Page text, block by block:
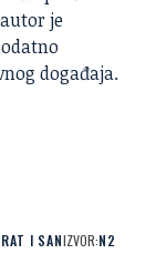
je
događaja.
RAT I SANIZVOR:N2